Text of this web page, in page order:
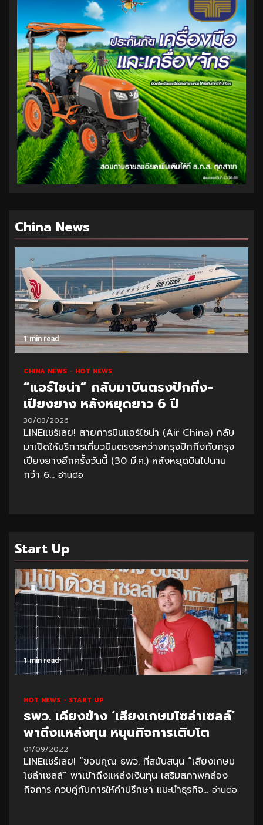
China News
1 min read
CHINA NEWS HOT NEWS
“แอร์ไชน่า” กลับมาบินตรงปักกิ่ง-
เปียงยาง หลังหยุดยาว 6 ปี
30/03/2026
LINEแชร์เลย! สายการบินแอร์ไชน่า (Air China) กลับ
มาเปิดให้บริการเที่ยวบินตรงระหว่างกรุงปักกิ่งกับกรุง
เปียงยางอีกครั้งวันนี้ (30 มี.ค.) หลังหยุดบินไปนาน
กว่า 6... อ่านต่อ
Start Up
1 min read
HOT NEWS START UP
ธพว. เคียงข้าง ‘เสียงเกษมโซล่าเซลล์’
พาถึงแหล่งทุน หนุนกิจการเติบโต
01/09/2022
LINEแชร์เลย! “ขอบคุณ ธพว. ที่สนับสนุน “เสียงเกษม
โซล่าเซลล์” พาเข้าถึงแหล่งเงินทุน เสริมสภาพคล่อง
กิจการ ควบคู่กับการให้คำปรึกษา แนะนำธุรกิจ... อ่านต่อ